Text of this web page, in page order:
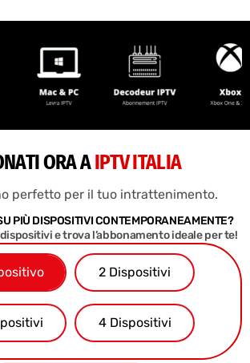
ORA AIPTV ITALIA
perfetto per il tuo intrattenimento.
PIÙ DISPOSITIVI CONTEMPORANEAMENTE?
e trova l’abbonamento ideale per te!
2 Dispositivi
4 Dispositivi